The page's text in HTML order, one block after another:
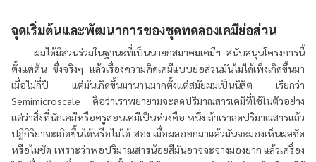
จุดเริ่มต้นและพัฒนาการของชุดทดลองเคมีย่อส่วน
ผมได้มีส่วนร่วมในฐานะที่เป็นนายกสมาคมเคมีฯ สนับสนุนโครงการนี้
ตั้งแต่ต้น ซึ่งจริงๆ แล้วเรื่องความคิดเคมีแบบย่อส่วนมันไม่ได้เพิ่งเกิดขึ้นมา
เมื่อไม่กี่ปี แต่มันเกิดขึ้นมานานมากตั้งแต่สมัยผมเป็นนิสิต เรียกว่า
Semimicroscale คือว่าเราพยายามจะลดปริมาณสารเคมีที่ใช้ในตัวอย่าง
แต่ว่าสิ่งที่นักเคมีหรือครูสอนเคมีเป็นห่วงคือ หนึ่ง ถ้าเราลดปริมาณสารแล้ว
ปฏิกิริยาจะเกิดขึ้นได้หรือไม่ได้ สอง เมื่อผลออกมาแล้วมันจะมองเห็นผลชัด
หรือไม่ชัด เพราะว่าพอปริมาณสารน้อยสีมันอาจจะจางมองยาก แล้วเครื่อง